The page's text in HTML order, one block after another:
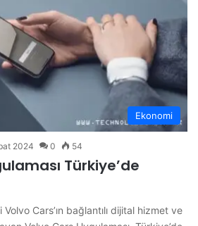
Ekonomi
2024 0 54
Türkiye’de
Cars’ın bağlantılı dijital hizmet ve